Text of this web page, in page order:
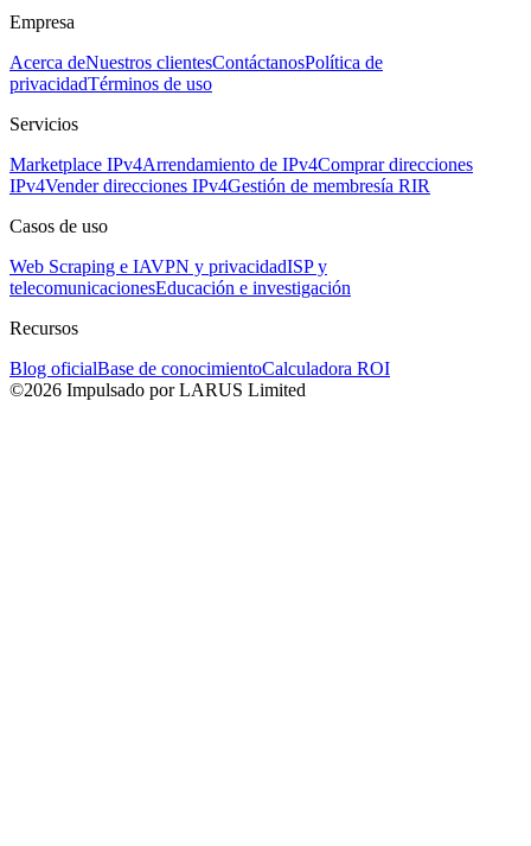
Empresa
Acerca deNuestros clientesContáctanosPolítica de
privacidadTérminos de uso
Servicios
Marketplace IPv4Arrendamiento de IPv4Comprar direcciones
IPv4Vender direcciones IPv4Gestión de membresía RIR
Casos de uso
Web Scraping e IAVPN y privacidadISP y
telecomunicacionesEducación e investigación
Recursos
Blog oficialBase de conocimientoCalculadora ROI
©2026 Impulsado por LARUS Limited